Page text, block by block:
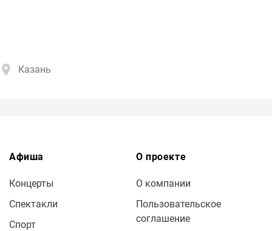
Казань
Афиша
Концерты
Спектакли
Спорт
О проекте
О компании
Пользовательское
соглашение